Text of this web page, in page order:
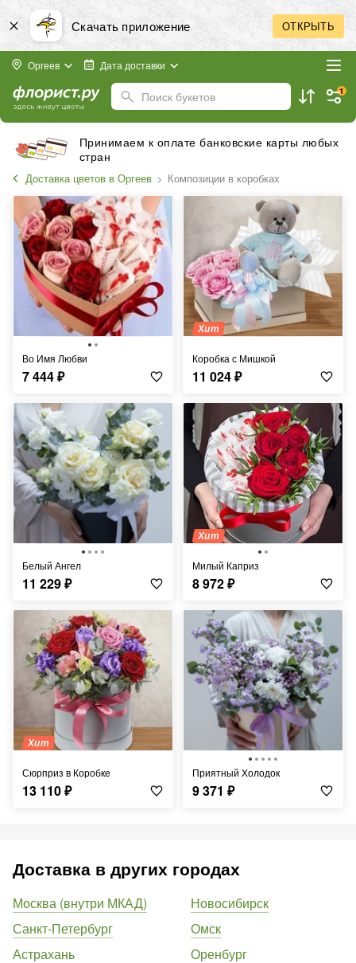
Скачать приложение ОТКРЫТЬ
Оргеев Дата доставки
Поиск букетов 1
Принимаем к оплате банковские карты любых
стран
Доставка цветов в Оргеев Композиции в коробках
Во Имя Любви
7 444₽
Хит
Коробка с Мишкой
11 024₽
Белый Ангел
11 229₽
Хит
Милый Каприз
8 972₽
Хит
Сюрприз в Коробке
13 110₽
Приятный Холодок
9 371 ₽
Доставка в других городах
Москва (внутри МКАД)
Санкт-Петербург
Астрахань
Новосибирск
Омск
Оренбург